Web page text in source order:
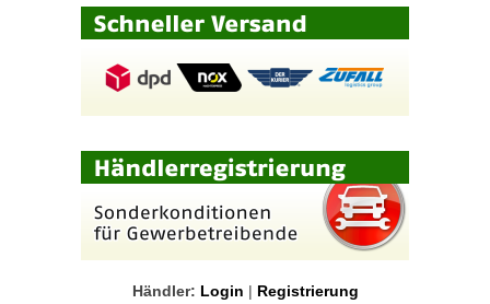
Händler: Login | Registrierung